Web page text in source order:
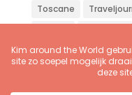
Toscane
Zon zee strand